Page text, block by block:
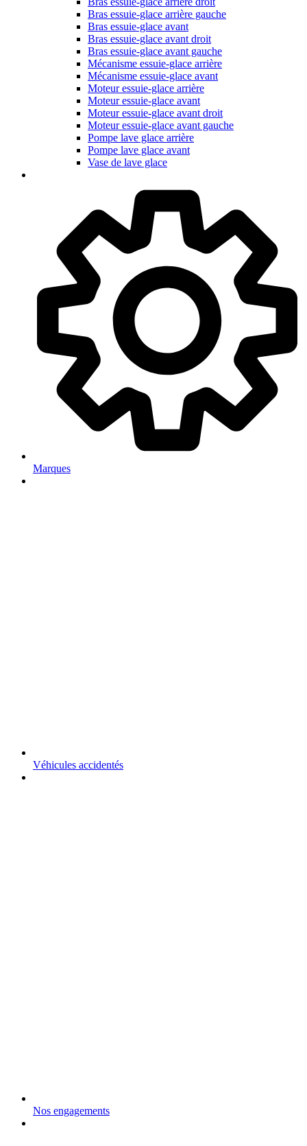
Bras essuie-glace arrière gauche
Bras essuie-glace avant
Bras essuie-glace avant droit
Bras essuie-glace avant gauche
Mécanisme essuie-glace arrière
Mécanisme essuie-glace avant
Moteur essuie-glace arrière
Moteur essuie-glace avant
Moteur essuie-glace avant droit
Moteur essuie-glace avant gauche
Pompe lave glace arrière
Pompe lave glace avant
Vase de lave glace
Marques
Véhicules accidentés
Nos engagements